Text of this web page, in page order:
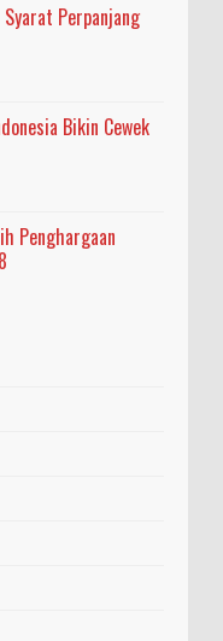
Perpanjang
Bikin Cewek
Penghargaan